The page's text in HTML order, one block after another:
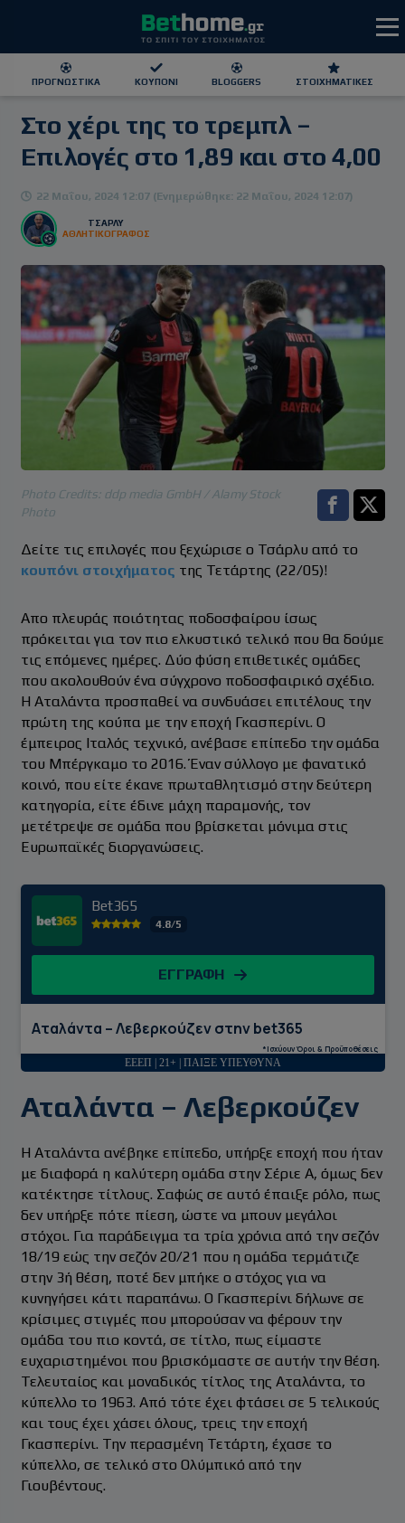
ΠΡΟΓΝΩΣΤΙΚΆ ΚΟΥΠΌΝΙ BLOGGERS ΣΤΟΙΧΗΜΑΤΙΚΕΣ
ΕΕΕΠ | 21+ | ΠΑΙΞΕ ΥΠΕΥΘΥΝΑ
Στο χέρι της το τρεμπλ –
Επιλογές στο 1,89 και στο 4,00
22 Μαΐου, 2024 12:07 (Ενημερώθηκε: 22 Μαΐου, 2024 12:07)
ΤΣΑΡΛΥ
ΑΘΛΗΤΙΚΟΓΡΑΦΟΣ
Photo Credits: ddp media GmbH / Alamy Stock
Photo
Facebook
Δείτε τις επιλογές που ξεχώρισε ο Τσάρλυ από το
κουπόνι στοιχήματος της Τετάρτης (22/05)!
Απο πλευράς ποιότητας ποδοσφαίρου ίσως
πρόκειται για τον πιο ελκυστικό τελικό που θα δούμε
τις επόμενες ημέρες. Δύο φύση επιθετικές ομάδες
που ακολουθούν ένα σύγχρονο ποδοσφαιρικό σχέδιο.
Η Αταλάντα προσπαθεί να συνδυάσει επιτέλους την
πρώτη της κούπα με την εποχή Γκασπερίνι. Ο
έμπειρος Ιταλός τεχνικό, ανέβασε επίπεδο την ομάδα
του Μπέργκαμο το 2016. Έναν σύλλογο με φανατικό
κοινό, που είτε έκανε πρωταθλητισμό στην δεύτερη
κατηγορία, είτε έδινε μάχη παραμονής, τον
μετέτρεψε σε ομάδα που βρίσκεται μόνιμα στις
Ευρωπαϊκές διοργανώσεις.
Bet365
4.8/5
ΕΓΓΡΑΦΗ
Αταλάντα – Λεβερκούζεν στην bet365
*Ισχύουν Όροι & Προϋποθέσεις
ΕΕΕΠ | 21+ | ΠΑΙΞΕ ΥΠΕΥΘΥΝΑ
Αταλάντα – Λεβερκούζεν
Η Αταλάντα ανέβηκε επίπεδο, υπήρξε εποχή που ήταν
με διαφορά η καλύτερη ομάδα στην Σέριε Α, όμως δεν
κατέκτησε τίτλους. Σαφώς σε αυτό έπαιξε ρόλο, πως
δεν υπήρξε πότε πίεση, ώστε να μπουν μεγάλοι
στόχοι. Για παράδειγμα τα τρία χρόνια από την σεζόν
18/19 εώς την σεζόν 20/21 που η ομάδα τερμάτιζε
στην 3ή θέση, ποτέ δεν μπήκε ο στόχος για να
κυνηγήσει κάτι παραπάνω. Ο Γκασπερίνι δήλωνε σε
κρίσιμες στιγμές που μπορούσαν να φέρουν την
ομάδα του πιο κοντά, σε τίτλο, πως είμαστε
ευχαριστημένοι που βρισκόμαστε σε αυτήν την θέση.
Τελευταίος και μοναδικός τίτλος της Αταλάντα, το
κύπελλο το 1963. Από τότε έχει φτάσει σε 5 τελικούς
και τους έχει χάσει όλους, τρεις την εποχή
Γκασπερίνι. Την περασμένη Τετάρτη, έχασε το
κύπελλο, σε τελικό στο Ολύμπικό από την
Γιουβέντους.